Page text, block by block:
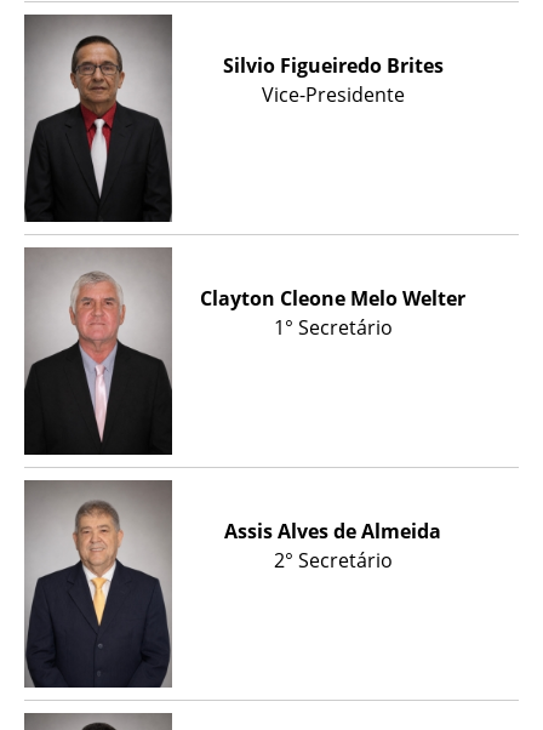
Silvio Figueiredo Brites
Vice-Presidente
Clayton Cleone Melo Welter
1° Secretário
Assis Alves de Almeida
2° Secretário